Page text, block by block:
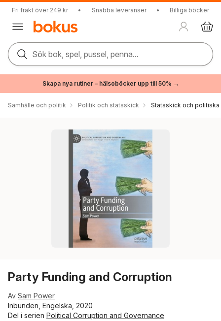
Fri frakt över 249 kr • Snabba leveranser • Billiga böcker
Sök bok, spel, pussel, penna...
Skapa nya rutiner – hälsoböcker upp till 50% →
Samhälle och politik Politik och statsskick Statsskick och
Party Funding and Corruption
Av Sam Power
Inbunden, Engelska, 2020
Del i serien Political Corruption and Governance